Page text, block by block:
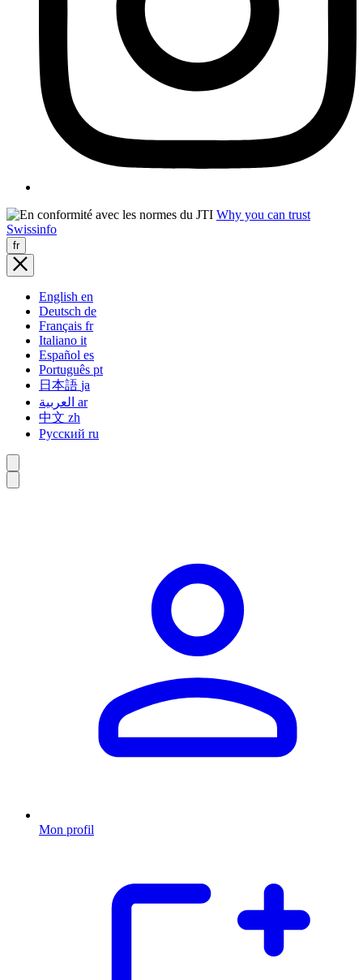
Why you can trust
Swissinfo
fr
English en
Deutsch de
Français fr
Italiano it
Español es
Português pt
日本語 ja
ar
中文 zh
Русский ru
Mon profil